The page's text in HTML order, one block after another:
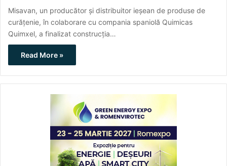
Misavan, un producător și distribuitor ieșean de produse de
curățenie, în colaborare cu compania spaniolă Quimicas
Quimxel, a finalizat construcția…
Read More »